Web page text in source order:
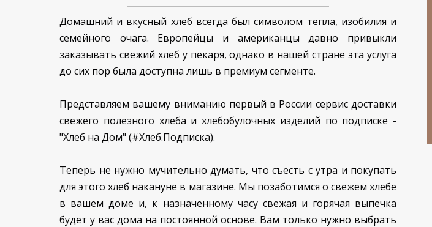
Домашний и вкусный хлеб всегда был символом тепла, изобилия и
семейного очага. Европейцы и американцы давно привыкли
заказывать свежий хлеб у пекаря, однако в нашей стране эта услуга
до сих пор была доступна лишь в премиум сегменте.
Представляем вашему вниманию первый в России сервис доставки
свежего полезного хлеба и хлебобулочных изделий по подписке -
"Хлеб на Дом" (#Хлеб.Подписка).
Теперь не нужно мучительно думать, что съесть с утра и покупать
для этого хлеб накануне в магазине. Мы позаботимся о свежем хлебе
в вашем доме и, к назначенному часу свежая и горячая выпечка
будет у вас дома на постоянной основе. Вам только нужно выбрать